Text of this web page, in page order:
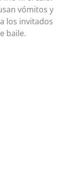
vómitos y
los invitados
baile.